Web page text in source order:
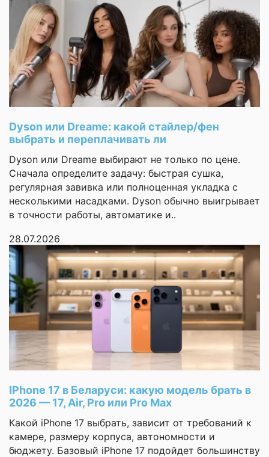
При
Самовывозе
Звонки
управление и
разговор
Возможность
говорить по часам
Поддержка SIM-
карты
Материал корпуса
металл
(алюминий)
Материал ремешка
силикон
Функции
Спортивные
профили
силовые
кардио
тренировки,
ходьба,
гребля, йога,
бег,
велоспорт,
плавание,
сноубординг,
спорта,
катание на
лыжах
Автораспознавание
тренировок
Планировщик
тренировок
очень выгодно
Моя оценка —
Часы оригинальные,
новые, всё работает.
Магазин помог с
настройкой, показали
телефоном. Доставили
за два дня. Рекомендую
Татьяна
Долго выбирал
между разными
моделями,
определиться
Моя оценка —
Часы отличные, лёгкие,
удобные. Оригинал,
новый. Доставка
быстрая, курьер
приехал вовремя.
Спасибо за подарок!
Александр
Страница
1 из 3
Dyson или Dreame: какой стайлер/фен
выбрать и переплачивать ли
Dyson или Dreame выбирают не только по цене.
Сначала определите задачу: быстрая сушка,
регулярная завивка или полноценная укладка с
несколькими насадками. Dyson обычно выигрывает
в точности работы, автоматике и..
28.07.2026
IPhone 17 в Беларуси: какую модель брать в
2026 — 17, Air, Pro или Pro Max
Какой iPhone 17 выбрать, зависит от требований к
камере, размеру корпуса, автономности и
бюджету. Базовый iPhone 17 подойдет большинству